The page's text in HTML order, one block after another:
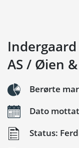
Indergaard
AS / Øien
Berørte
Dato
Status: